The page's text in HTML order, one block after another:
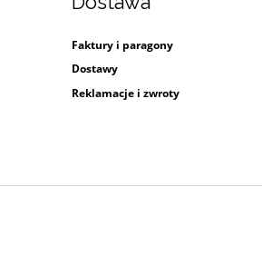
Faktury i paragony
Dostawy
Reklamacje i zwroty